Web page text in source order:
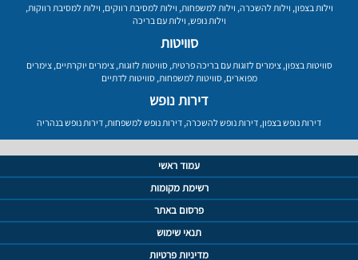
וילות בצפון, וילות להשכרה, וילות למשפחות, וילות למסיבת רווקים, וילות למסיבת רווקות,
וילות נופש, וילות עם בריכה
סוויטות
סוויטות בצפון,צימרים לזוגות עם בריכה פרטית,סוויטות לזוגות,צימרים יוקרתיים,צימרים
מפוארים,סוויטות למשפחות,סוויטות לדתיים
דירות נופש
דירות נופש בצפון, דירות נופש להשכרה, דירות נופש למשפחות, דירות נופש בנהריה
עמוד ראשי
רשימת מקומות
פרסום באתר
תנאי שימוש
מדיניות פרטיות